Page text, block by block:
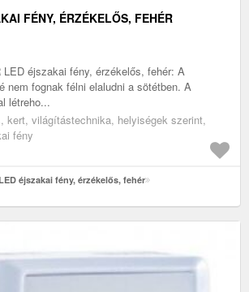
FÉNY, ÉRZÉKELŐS, FEHÉR
éjszakai fény, érzékelős, fehér: A
nem fognak félni elaludni a sötétben. A
létreho...
kert, világítástechnika, helyiségek szerint,
fény
éjszakai fény, érzékelős, fehér